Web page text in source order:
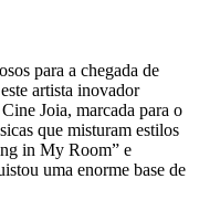
para a chegada de
artista inovador
Joia, marcada para o
que misturam estilos
in My Room” e
uma enorme base de